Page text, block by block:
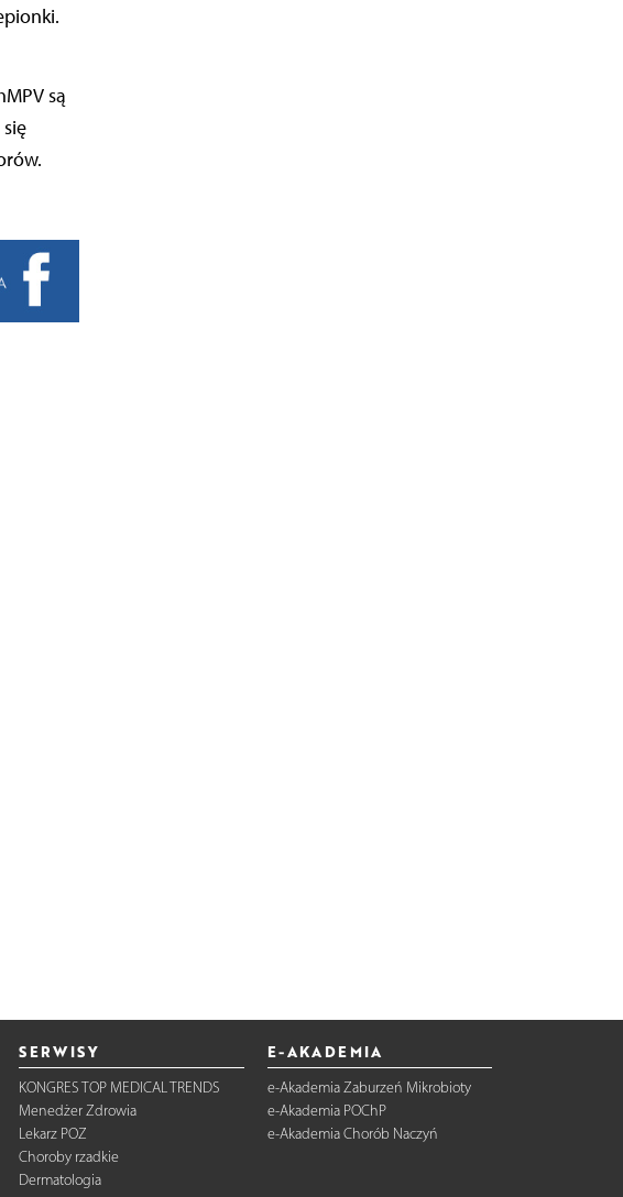
są
SERWISY
KONGRES TOP MEDICAL TRENDS
Menedżer Zdrowia
Lekarz POZ
Choroby rzadkie
Dermatologia
E-AKADEMIA
e-Akademia Zaburzeń Mikrobioty
e-Akademia POChP
e-Akademia Chorób Naczyń